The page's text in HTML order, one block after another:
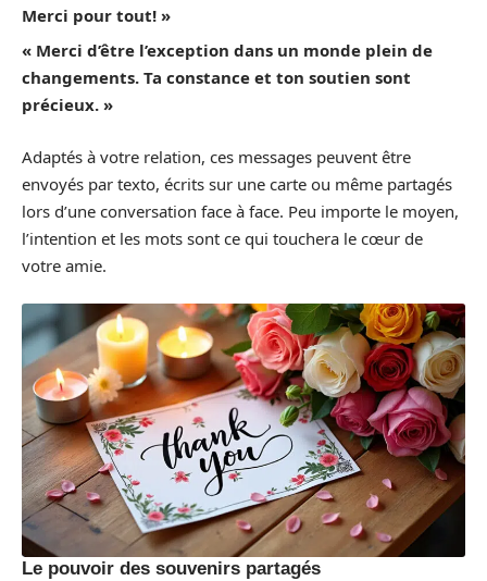
Merci pour tout! »
« Merci d’être l’exception dans un monde plein de
changements. Ta constance et ton soutien sont
précieux. »
Adaptés à votre relation, ces messages peuvent être
envoyés par texto, écrits sur une carte ou même partagés
lors d’une conversation face à face. Peu importe le moyen,
l’intention et les mots sont ce qui touchera le cœur de
votre amie.
Le pouvoir des souvenirs partagés